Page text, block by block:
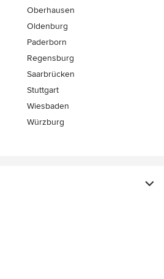
Oberhausen
Oldenburg
Paderborn
Regensburg
Saarbrücken
Stuttgart
Wiesbaden
Würzburg